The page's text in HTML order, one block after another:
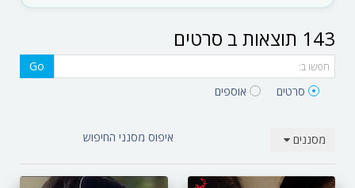
143 תוצאות ב סרטים‎
Go
סרטים‎
אוספים‎
מסננים איפוס מסנני החיפוש